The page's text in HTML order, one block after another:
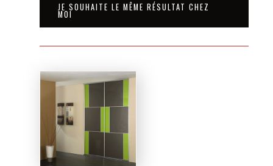
JE SOUHAITE LE MÊME RÉSULTAT CHEZ
MOI